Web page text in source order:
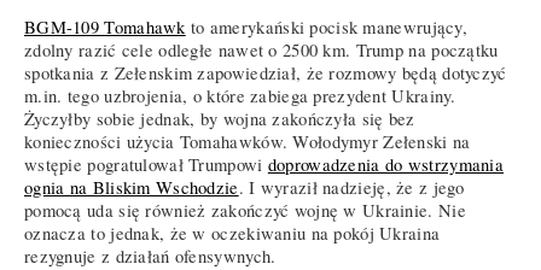
BGM-109 Tomahawkto amerykański pocisk manewrujący,
zdolny razić cele odległe nawet o 2500 km. Trump na początku
spotkania z Zełenskim zapowiedział, że rozmowy będą dotyczyć
m.in. tego uzbrojenia, o które zabiega prezydent Ukrainy.
Życzyłby sobie jednak, by wojna zakończyła się bez
konieczności użycia Tomahawków. Wołodymyr Zełenski na
wstępie pogratulował Trumpowi doprowadzenia do wstrzymania
ognia na Bliskim Wschodzie. I wyraził nadzieję, że z jego
pomocą uda się również zakończyć wojnę w Ukrainie. Nie
oznacza to jednak, że w oczekiwaniu na pokój Ukraina
rezygnuje z działań ofensywnych.